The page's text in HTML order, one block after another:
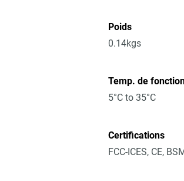
Poids
0.14kgs
Temp. de
5°C to 35°C
Certifications
FCC-ICES, CE,